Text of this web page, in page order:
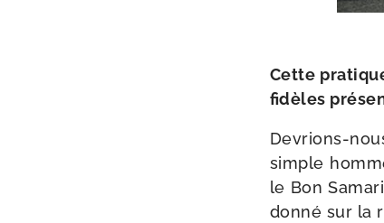
Cette
fidèles
Devrions-​
simple
le Bon
don­né sur la